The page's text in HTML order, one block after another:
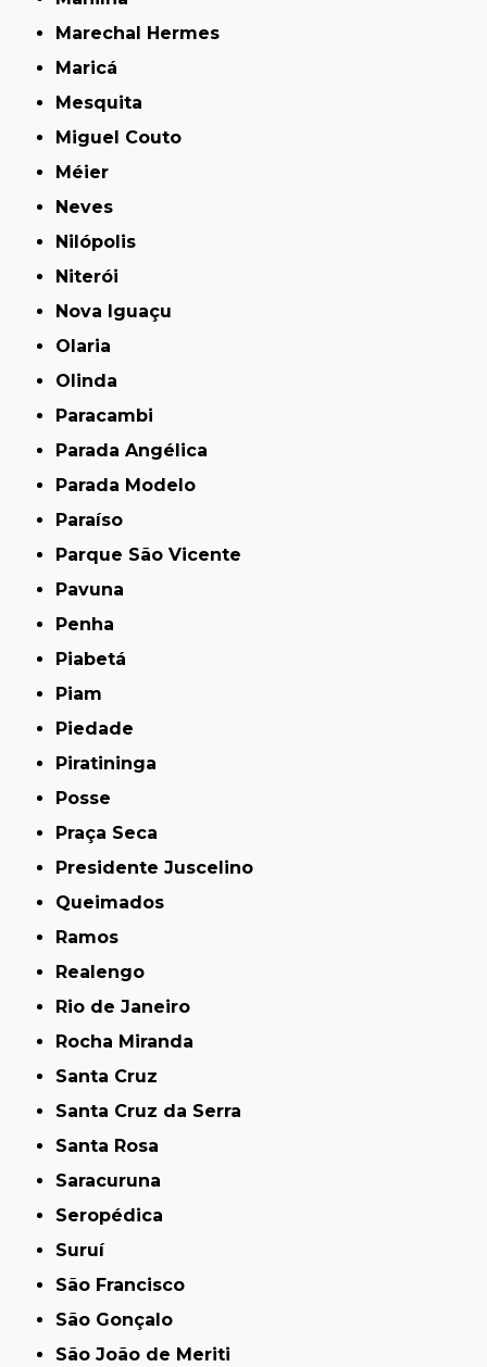
Marechal Hermes
Maricá
Mesquita
Miguel Couto
Méier
Neves
Nilópolis
Niterói
Nova Iguaçu
Olaria
Olinda
Paracambi
Parada Angélica
Parada Modelo
Paraíso
Parque São Vicente
Pavuna
Penha
Piabetá
Piam
Piedade
Piratininga
Posse
Praça Seca
Presidente Juscelino
Queimados
Ramos
Realengo
Rio de Janeiro
Rocha Miranda
Santa Cruz
Santa Cruz da Serra
Santa Rosa
Saracuruna
Seropédica
Suruí
São Francisco
São Gonçalo
São João de Meriti